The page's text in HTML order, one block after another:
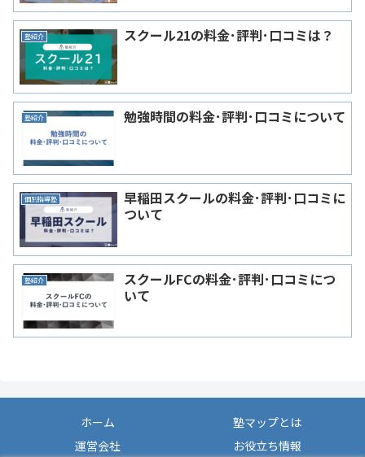
塾紹介 スクール21の料金･評判･口コミは？
塾紹介 勉強時間の料金･評判･口コミについて
個別指導塾
早稲田スクールの料金･評判･口コミに
ついて
塾紹介
スクールFCの料金･評判･口コミにつ
いて
ホーム
塾マップとは
運営会社
お役立ち情報